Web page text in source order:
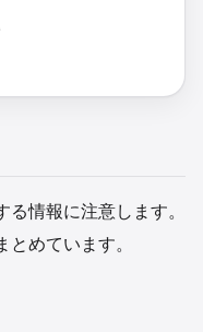
情報に注意します。
とめています。